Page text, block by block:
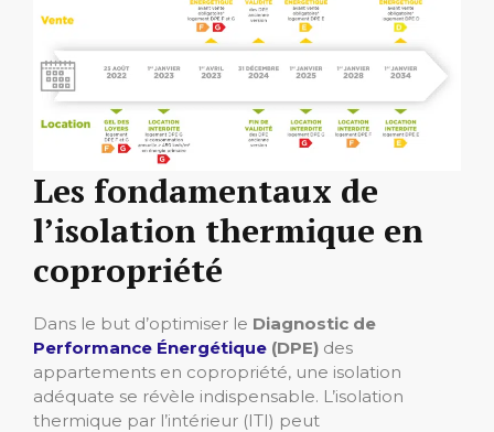
Les fondamentaux de
l’isolation thermique en
copropriété
Dans le but d’optimiser le Diagnostic de
Performance Énergétique (DPE) des
appartements en copropriété, une isolation
adéquate se révèle indispensable. L’isolation
thermique par l’intérieur (ITI) peut